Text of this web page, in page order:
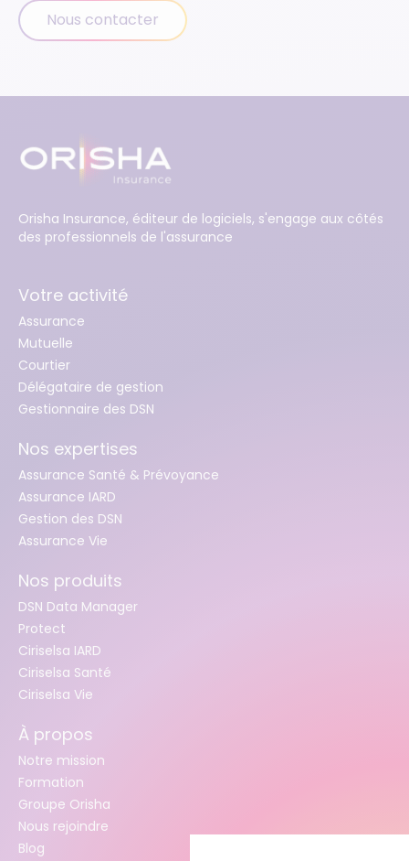
Nous contacter
Orisha Insurance, éditeur de logiciels, s'engage aux côtés
des professionnels de l'assurance
Votre activité
Assurance
Mutuelle
Courtier
Délégataire de gestion
Gestionnaire des DSN
Nos expertises
Assurance Santé & Prévoyance
Assurance IARD
Gestion des DSN
Assurance Vie
Nos produits
DSN Data Manager
Protect
Ciriselsa IARD
Ciriselsa Santé
Ciriselsa Vie
À propos
Notre mission
Formation
Groupe Orisha
Nous rejoindre
Blog